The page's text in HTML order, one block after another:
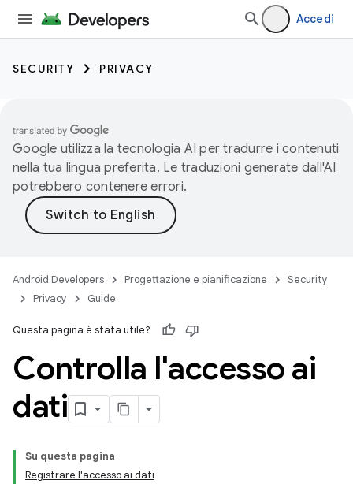
Accedi
SECURITY PRIVACY
Google utilizza la tecnologia AI per tradurre i contenuti
nella tua lingua preferita. Le traduzioni generate dall'AI
potrebbero contenere errori.
Android Developers Progettazione e pianificazione
Security
Privacy
Guide
Questa pagina è stata utile?
Controlla l'accesso ai
dati
Su questa pagina
Registrare l'accesso ai dati